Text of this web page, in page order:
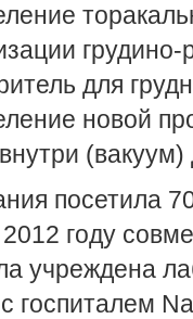
для
новой
посетила
году
учреждена
госпиталем